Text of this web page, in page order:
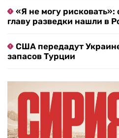
«Я не могу
главу разведки нашли в
США передадут
запасов Турции